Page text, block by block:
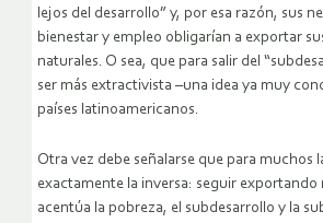
lejos del desarrollo” y, por esa razón, sus
bienestar y empleo obligarían a exportar
naturales. O sea, que para salir del
ser más extractivista –una idea ya muy
países latinoamericanos.
Otra vez debe señalarse que para muchos
exactamente la inversa: seguir exportando
acentúa la pobreza, el subdesarrollo y la